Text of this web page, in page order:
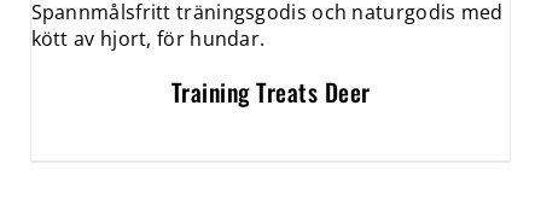
Training Treats Deer